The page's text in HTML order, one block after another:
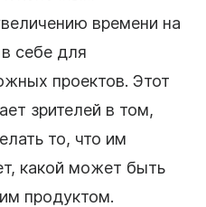
времени на
себе для
проектов. Этот
зрителей в том,
то, что им
какой может быть
продуктом.